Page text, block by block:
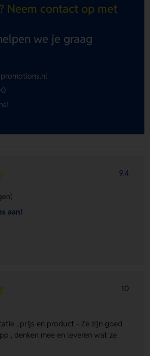
Neem contact op met
we je graag
9.4
aan!
10
, prijs en product - Ze zijn goed
, denken mee en leveren wat ze